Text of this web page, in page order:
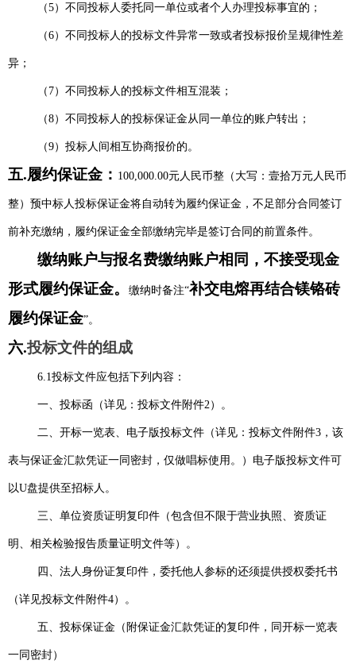
（5）不同投标人委托同一单位或者个人办理投标事宜的；
（6）不同投标人的投标文件异常一致或者投标报价呈规律性差
异；
（7）不同投标人的投标文件相互混装；
（8）不同投标人的投标保证金从同一单位的账户转出；
（9）投标人间相互协商报价的。
五.履约保证金： 100,000.00元人民币整（大写：壹拾万元人民币
整）预中标人投标保证金将自动转为履约保证金，不足部分合同签订
前补充缴纳，履约保证金全部缴纳完毕是签订合同的前置条件。
缴纳账户与报名费缴纳账户相同，不接受现金
形式履约保证金。 缴纳时备注“补交电熔再结合镁铬砖
履约保证金”。
六.投标文件的组成
6.1投标文件应包括下列内容：
一、投标函（详见：投标文件附件2）。
二、开标一览表、电子版投标文件（详见：投标文件附件3，该
表与保证金汇款凭证一同密封，仅做唱标使用。）电子版投标文件可
以U盘提供至招标人。
三、单位资质证明复印件（包含但不限于营业执照、资质证
明、相关检验报告质量证明文件等）。
四、法人身份证复印件，委托他人参标的还须提供授权委托书
（详见投标文件附件4）。
五、投标保证金（附保证金汇款凭证的复印件，同开标一览表
一同密封）